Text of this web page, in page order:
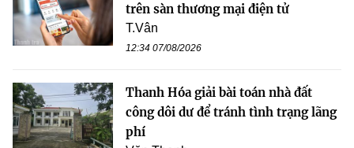
trên sàn thương mại điện tử
T.Vân
12:34 07/08/2026
Thanh Hóa giải bài toán nhà đất
công dôi dư để tránh tình trạng lãng
phí